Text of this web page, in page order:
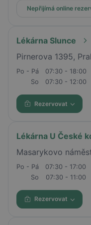
Nepřijímá online
Lékárna Slunce
Pirnerova 1395,
Po - Pá
07:30 - 18:00
So
07:30 - 12:00
Rezervovat
Lékárna U České
Masarykovo
Po - Pá
07:30 - 17:00
So
07:30 - 11:00
Rezervovat